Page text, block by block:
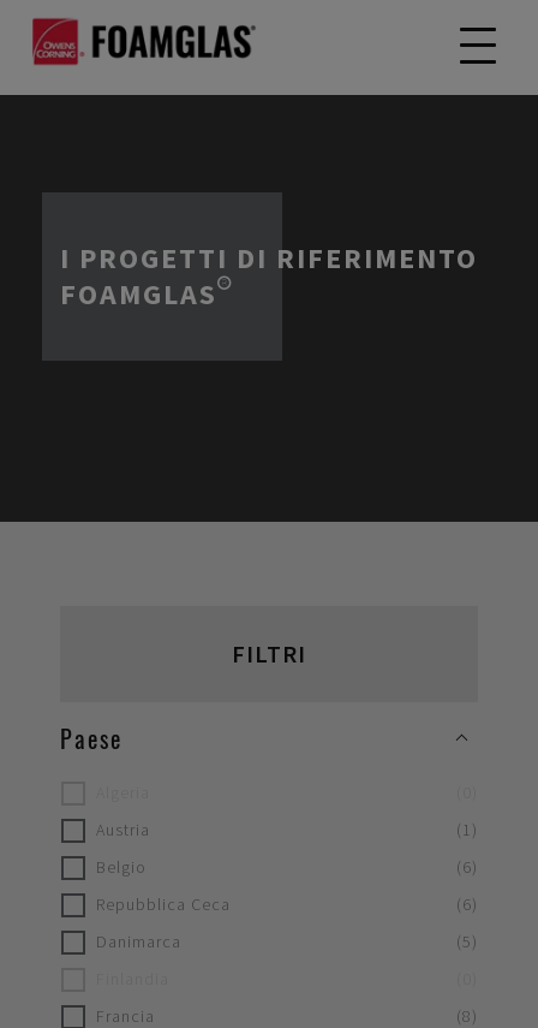
I PROGETTI DI RIFERIMENTO
FOAMGLAS®
FILTRI
Paese
Austria
(1)
Belgio
(6)
Repubblica Ceca
(6)
Danimarca
(5)
Francia
(8)